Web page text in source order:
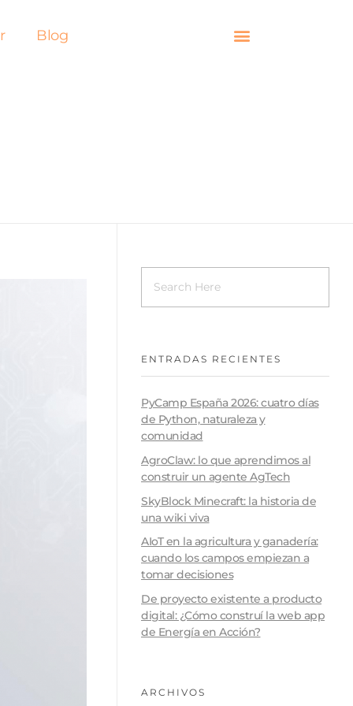
Blog
ENTRADAS RECIENTES
PyCamp España 2026: cuatro días
de Python, naturaleza y
comunidad
AgroClaw: lo que aprendimos al
construir un agente AgTech
SkyBlock Minecraft: la historia de
una wiki viva
AIoT en la agricultura y ganadería:
cuando los campos empiezan a
tomar decisiones
De proyecto existente a producto
digital: ¿Cómo construí la web app
de Energía en Acción?
ARCHIVOS